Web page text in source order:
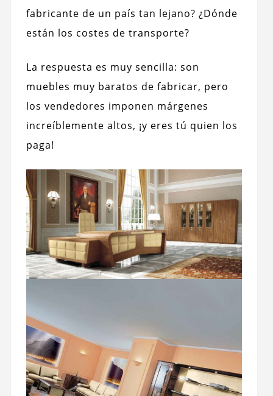
fabricante de un país tan lejano? ¿Dónde
están los costes de transporte?
La respuesta es muy sencilla: son
muebles muy baratos de fabricar, pero
los vendedores imponen márgenes
increíblemente altos, ¡y eres tú quien los
paga!